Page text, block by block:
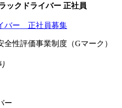
ックドライバー 正社員
性評価事業制度（Gマーク）
ー